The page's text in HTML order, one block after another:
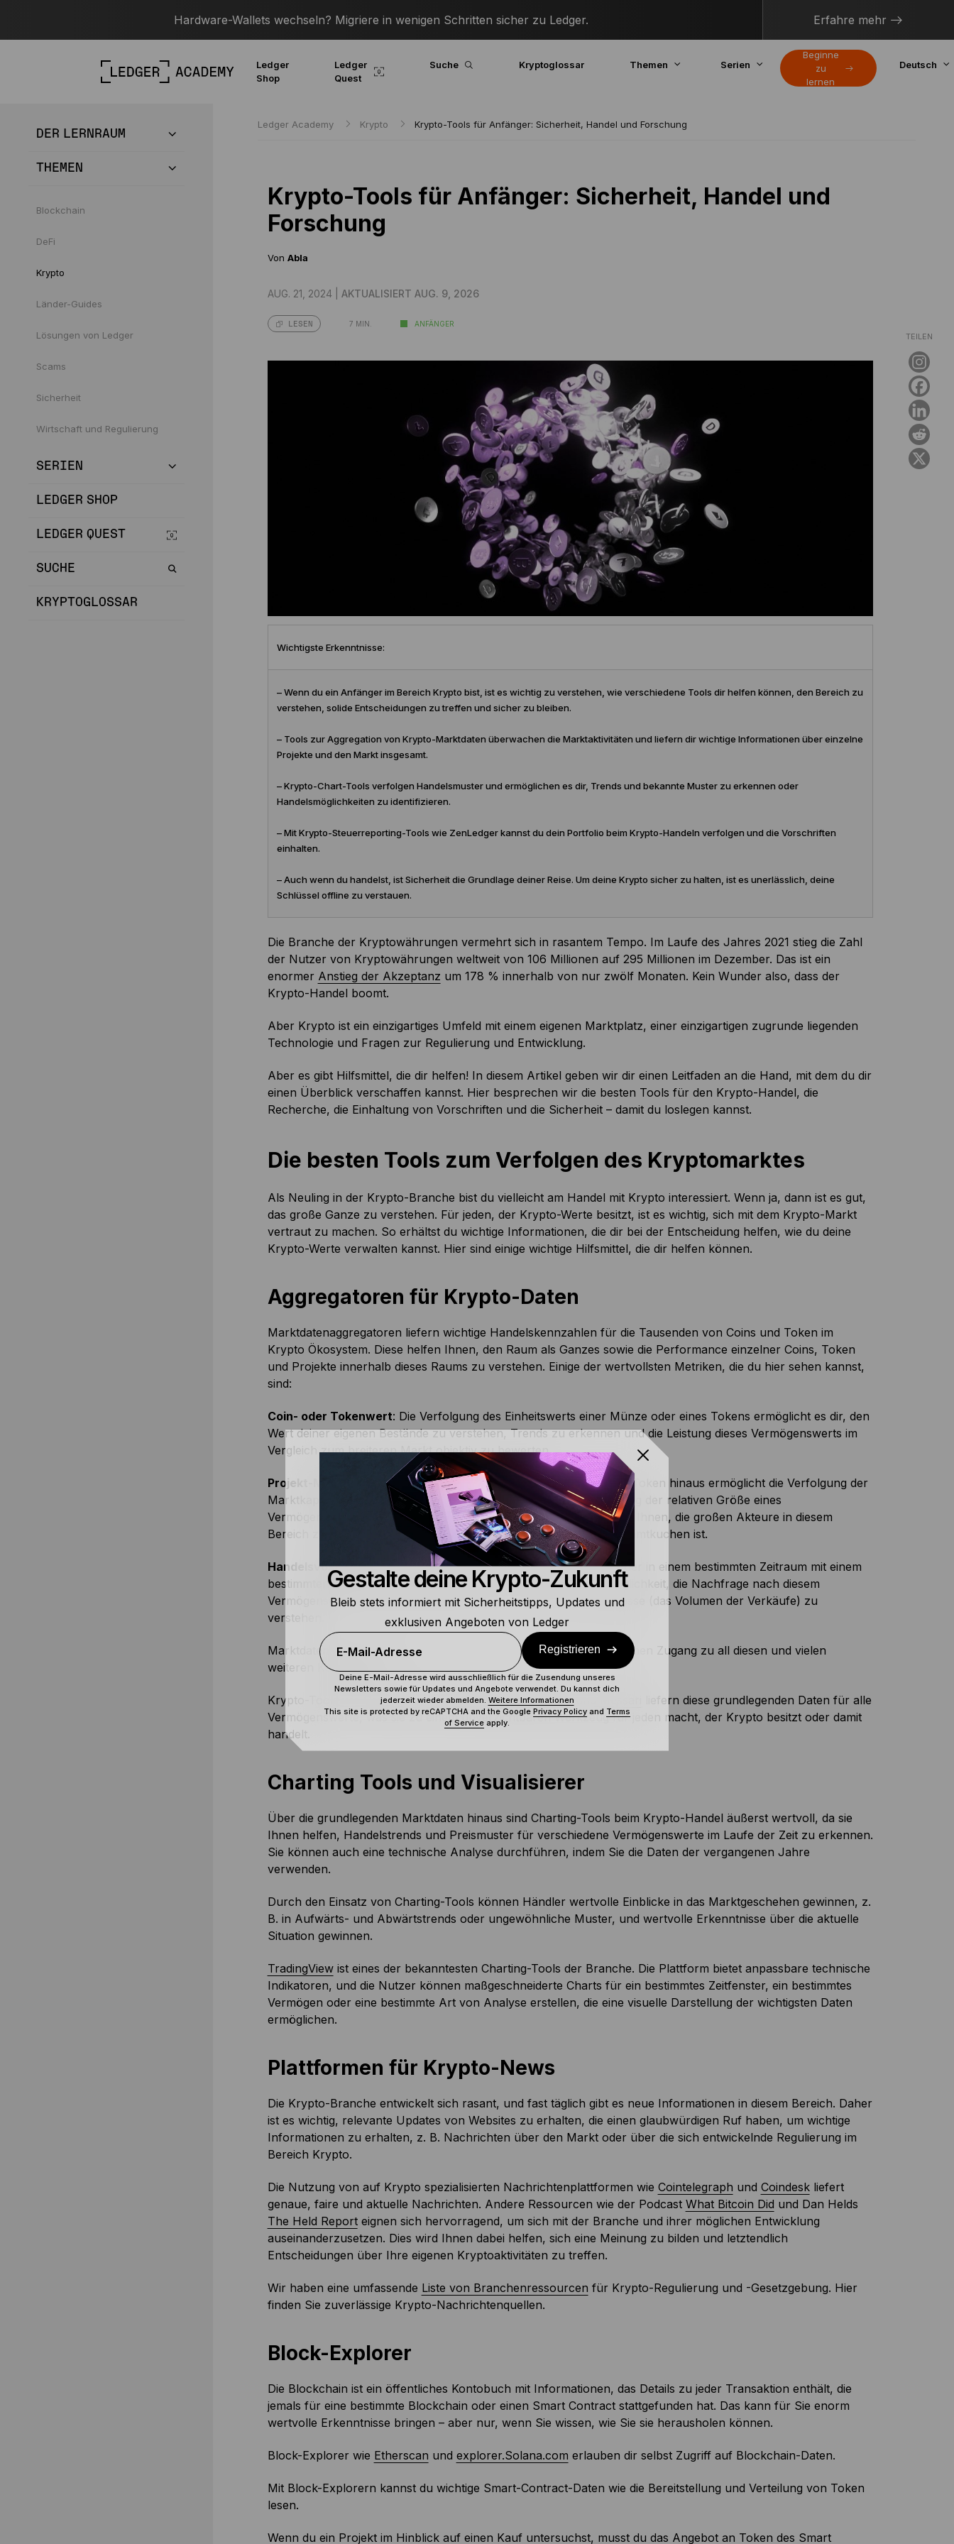
Hardware-Wallets wechseln? Migriere in wenigen Schritten sicher zu Ledger. Erfahre mehr
Ledger
Shop
Ledger
Quest
Suche Kryptoglossar Themen Serien
Beginne
zu
lernen
Deutsch
DER LERNRAUM
THEMEN
Blockchain
DeFi
Krypto
Länder-Guides
Lösungen von Ledger
Scams
Sicherheit
Wirtschaft und Regulierung
SERIEN
LEDGER SHOP
LEDGER QUEST
SUCHE
KRYPTOGLOSSAR
Ledger Academy Krypto Krypto-Tools für Anfänger: Sicherheit, Handel und Forschung
Krypto-Tools für Anfänger: Sicherheit, Handel und
Forschung
Von Abla
AUG. 21, 2024 | AKTUALISIERT AUG. 9, 2026
LESEN 7 MIN. ANFÄNGER
TEILEN
Wichtigste Erkenntnisse:
– Wenn du ein Anfänger im Bereich Krypto bist, ist es wichtig zu verstehen, wie verschiedene Tools dir helfen können, den Bereich zu
verstehen, solide Entscheidungen zu treffen und sicher zu bleiben.
– Tools zur Aggregation von Krypto-Marktdaten überwachen die Marktaktivitäten und liefern dir wichtige Informationen über einzelne
Projekte und den Markt insgesamt.
– Krypto-Chart-Tools verfolgen Handelsmuster und ermöglichen es dir, Trends und bekannte Muster zu erkennen oder
Handelsmöglichkeiten zu identifizieren.
– Mit Krypto-Steuerreporting-Tools wie ZenLedger kannst du dein Portfolio beim Krypto-Handeln verfolgen und die Vorschriften
einhalten.
– Auch wenn du handelst, ist Sicherheit die Grundlage deiner Reise. Um deine Krypto sicher zu halten, ist es unerlässlich, deine
Schlüssel offline zu verstauen.
Die Branche der Kryptowährungen vermehrt sich in rasantem Tempo. Im Laufe des Jahres 2021 stieg die Zahl
der Nutzer von Kryptowährungen weltweit von 106 Millionen auf 295 Millionen im Dezember. Das ist ein
enormer Anstieg der Akzeptanz um 178 % innerhalb von nur zwölf Monaten. Kein Wunder also, dass der
Krypto-Handel boomt.
Aber Krypto ist ein einzigartiges Umfeld mit einem eigenen Marktplatz, einer einzigartigen zugrunde liegenden
Technologie und Fragen zur Regulierung und Entwicklung.
Aber es gibt Hilfsmittel, die dir helfen! In diesem Artikel geben wir dir einen Leitfaden an die Hand, mit dem du dir
einen Überblick verschaffen kannst. Hier besprechen wir die besten Tools für den Krypto-Handel, die
Recherche, die Einhaltung von Vorschriften und die Sicherheit – damit du loslegen kannst.
Die besten Tools zum Verfolgen des Kryptomarktes
Als Neuling in der Krypto-Branche bist du vielleicht am Handel mit Krypto interessiert. Wenn ja, dann ist es gut,
das große Ganze zu verstehen. Für jeden, der Krypto-Werte besitzt, ist es wichtig, sich mit dem Krypto-Markt
vertraut zu machen. So erhältst du wichtige Informationen, die dir bei der Entscheidung helfen, wie du deine
Krypto-Werte verwalten kannst. Hier sind einige wichtige Hilfsmittel, die dir helfen können.
Aggregatoren für Krypto-Daten
Marktdatenaggregatoren liefern wichtige Handelskennzahlen für die Tausenden von Coins und Token im
Krypto Ökosystem. Diese helfen Ihnen, den Raum als Ganzes sowie die Performance einzelner Coins, Token
und Projekte innerhalb dieses Raums zu verstehen. Einige der wertvollsten Metriken, die du hier sehen kannst,
sind:
Coin- oder Tokenwert: Die Verfolgung des Einheitswerts einer Münze oder eines Tokens ermöglicht es dir, den
Wert deiner eigenen Bestände zu verstehen, Trends zu erkennen und die Leistung dieses Vermögenswerts im
Vergleich zum breiteren Markt objektiv zu bewerten.
Projekt-Marktkapitalisierung: Über den Wert einzelner Coins und Token hinaus ermöglicht die Verfolgung der
Marktkapitalisierung des gesamten Token-Angebots die Einschätzung der relativen Größe eines
Vermögenswerts im Vergleich zu einem anderen. Dies ermöglicht es Ihnen, die großen Akteure in diesem
Bereich zu verstehen und zu erkennen, wie groß ihr Anteil am Gesamtkuchen ist.
Handelsvolumen: Das Handelsvolumen ist ein Maß für den Wert, der in einem bestimmten Zeitraum mit einem
bestimmten Vermögenswert gehandelt wird – dies ist eine gute Möglichkeit, die Nachfrage nach diesem
Vermögenswert über Zuflüsse (das Volumen der Käufe) und Abflüsse (das Volumen der Verkäufe) zu
verstehen.
Marktdaten-Aggregationsplattformen ermöglichen Ihnen den einfachen Zugang zu all diesen und vielen
weiteren Kennzahlen.
Krypto-Tools wie Coingecko,Coinmarketcap,Glassnodeund
liefern diese grundlegenden Daten für alle
Vermögenswerte, was sie zu einem unverzichtbaren Werkzeug für jeden macht, der Krypto besitzt oder damit
handelt.
Charting Tools und Visualisierer
Über die grundlegenden Marktdaten hinaus sind Charting-Tools beim Krypto-Handel äußerst wertvoll, da sie
Ihnen helfen, Handelstrends und Preismuster für verschiedene Vermögenswerte im Laufe der Zeit zu erkennen.
Sie können auch eine technische Analyse durchführen, indem Sie die Daten der vergangenen Jahre
verwenden.
Durch den Einsatz von Charting-Tools können Händler wertvolle Einblicke in das Marktgeschehen gewinnen, z.
B. in Aufwärts- und Abwärtstrends oder ungewöhnliche Muster, und wertvolle Erkenntnisse über die aktuelle
Situation gewinnen.
TradingViewist eines der bekanntesten Charting-Tools der Branche. Die Plattform bietet anpassbare technische
Indikatoren, und die Nutzer können maßgeschneiderte Charts für ein bestimmtes Zeitfenster, ein bestimmtes
Vermögen oder eine bestimmte Art von Analyse erstellen, die eine visuelle Darstellung der wichtigsten Daten
ermöglichen.
Plattformen für Krypto-News
Die Krypto-Branche entwickelt sich rasant, und fast täglich gibt es neue Informationen in diesem Bereich. Daher
ist es wichtig, relevante Updates von Websites zu erhalten, die einen glaubwürdigen Ruf haben, um wichtige
Informationen zu erhalten, z. B. Nachrichten über den Markt oder über die sich entwickelnde Regulierung im
Bereich Krypto.
Die Nutzung von auf Krypto spezialisierten Nachrichtenplattformen wie Cointelegraph und Coindeskliefert
genaue, faire und aktuelle Nachrichten. Andere Ressourcen wie der Podcast What Bitcoin Did und Dan Helds
The Held Reporteignen sich hervorragend, um sich mit der Branche und ihrer möglichen Entwicklung
auseinanderzusetzen. Dies wird Ihnen dabei helfen, sich eine Meinung zu bilden und letztendlich
Entscheidungen über Ihre eigenen Kryptoaktivitäten zu treffen.
Wir haben eine umfassende Liste von Branchenressourcen für Krypto-Regulierung und -Gesetzgebung. Hier
finden Sie zuverlässige Krypto-Nachrichtenquellen.
Block-Explorer
Die Blockchain ist ein öffentliches Kontobuch mit Informationen, das Details zu jeder Transaktion enthält, die
jemals für eine bestimmte Blockchain oder einen Smart Contract stattgefunden hat. Das kann für Sie enorm
wertvolle Erkenntnisse bringen – aber nur, wenn Sie wissen, wie Sie sie herausholen können.
Block-Explorer wie Etherscan und explorer.Solana.com erlauben dir selbst Zugriff auf Blockchain-Daten.
Mit Block-Explorern kannst du wichtige Smart-Contract-Daten wie die Bereitstellung und Verteilung von Token
lesen.
Wenn du ein Projekt im Hinblick auf einen Kauf untersuchst, musst du das Angebot an Token des Smart
Gestalte deine Krypto-Zukunft
Bleib stets informiert mit Sicherheitstipps, Updates und
exklusiven Angeboten von Ledger
E-Mail-Adresse Registrieren
Deine E-Mail-Adresse wird ausschließlich für die Zusendung unseres
Newsletters sowie für Updates und Angebote verwendet. Du kannst dich
jederzeit wieder abmelden. Weitere Informationen
This site is protected by reCAPTCHA and the Google Privacy Policy and Terms
of Service apply.